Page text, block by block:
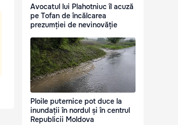
Avocatul lui Plahotniuc îl acuză
pe Tofan de încălcarea
prezumției de nevinovăție
Ploile puternice pot duce la
inundații în nordul și în centrul
Republicii Moldova